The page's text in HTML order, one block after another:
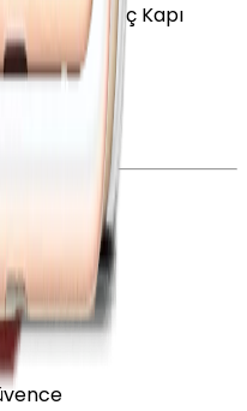
No:5, İç Kapı